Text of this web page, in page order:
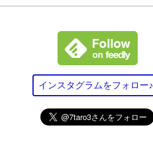
インスタグラムをフォロー♪